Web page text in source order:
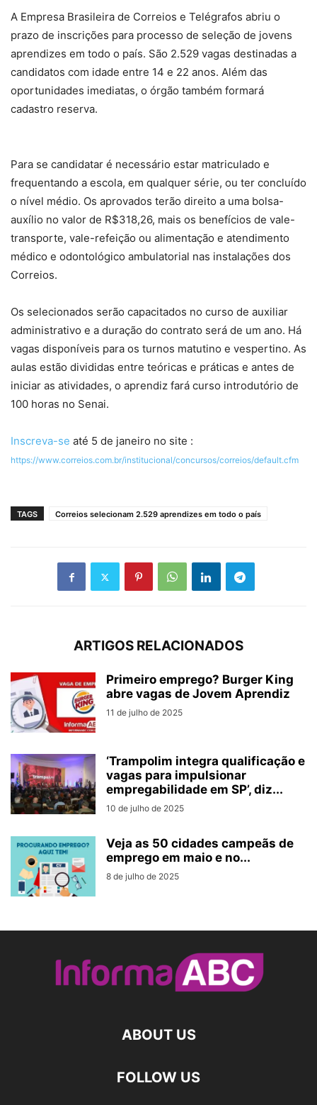
A Empresa Brasileira de Correios e Telégrafos abriu o
prazo de inscrições para processo de seleção de jovens
aprendizes em todo o país. São 2.529 vagas destinadas a
candidatos com idade entre 14 e 22 anos. Além das
oportunidades imediatas, o órgão também formará
cadastro reserva.
Para se candidatar é necessário estar matriculado e
frequentando a escola, em qualquer série, ou ter concluído
o nível médio. Os aprovados terão direito a uma bolsa-
auxílio no valor de R$318,26, mais os benefícios de vale-
transporte, vale-refeição ou alimentação e atendimento
médico e odontológico ambulatorial nas instalações dos
Correios.
Os selecionados serão capacitados no curso de auxiliar
administrativo e a duração do contrato será de um ano. Há
vagas disponíveis para os turnos matutino e vespertino. As
aulas estão divididas entre teóricas e práticas e antes de
iniciar as atividades, o aprendiz fará curso introdutório de
100 horas no Senai.
Inscreva-se até 5 de janeiro no site :
https://www.correios.com.br/institucional/concursos/correios/default.cfm
TAGS Correios selecionam 2.529 aprendizes em todo o país
ARTIGOS RELACIONADOS
Primeiro emprego? Burger King
abre vagas de Jovem Aprendiz
11 de julho de 2025
‘Trampolim integra qualificação e
vagas para impulsionar
empregabilidade em SP’, diz...
10 de julho de 2025
Veja as 50 cidades campeãs de
emprego em maio e no...
8 de julho de 2025
ABOUT US
FOLLOW US